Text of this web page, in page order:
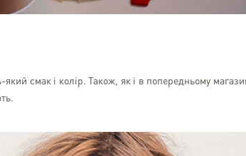
смак і колір. Також, як і в попередньому